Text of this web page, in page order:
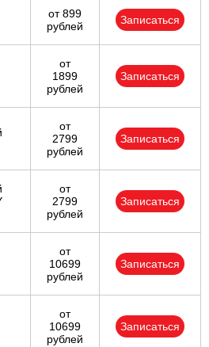
от 899
рублей
Записаться
от
1899
рублей
Записаться
от
2799
рублей
Записаться
от
2799
рублей
Записаться
от
10699
рублей
Записаться
от
10699
рублей
Записаться